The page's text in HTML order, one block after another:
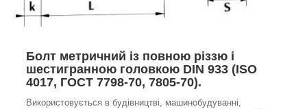
Болт метричний із повною різзю і
шестигранною головкою DIN 933 (ISO
4017, ГОСТ 7798-70, 7805-70).
Використовується в будівництві, машинобудуванні,